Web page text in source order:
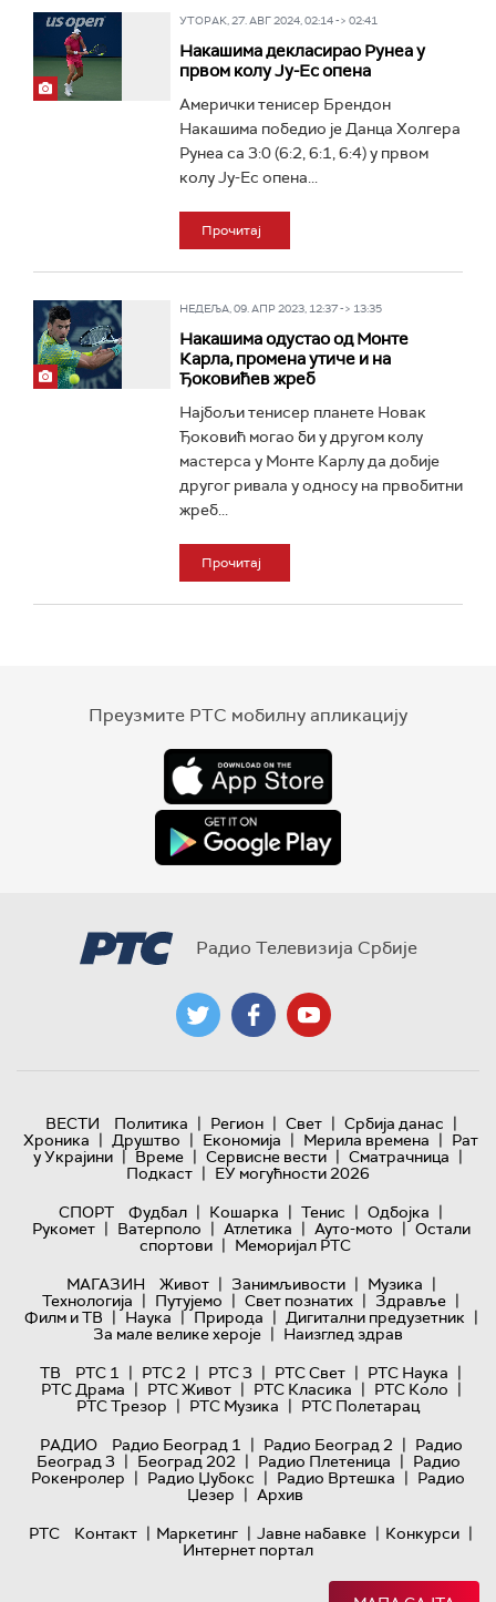
УТОРАК, 27. АВГ 2024, 02:14 -> 02:41
Накашима декласирао Рунеа у
првом колу Ју-Ес опена
Амерички тенисер Брендон
Накашима победио је Данца Холгера
Рунеа са 3:0 (6:2, 6:1, 6:4) у првом
колу Ју-Ес опена...
Прочитај
НЕДЕЉА, 09. АПР 2023, 12:37 -> 13:35
Накашима одустао од Монте
Карла, промена утиче и на
Ђоковићев жреб
Најбољи тенисер планете Новак
Ђоковић могао би у другом колу
мастерса у Монте Карлу да добије
другог ривала у односу на првобитни
жреб...
Прочитај
Преузмите РТС мобилну апликацију
Радио Телевизија Србије
ВЕСТИ Политика | Регион | Свет | Србија данас |
Хроника | Друштво | Економија | Мерила времена | Рат
у Украјини | Време | Сервисне вести | Сматрачница |
Подкаст | ЕУ могућности 2026
СПОРТ
Фудбал | Кошарка | Тенис | Одбојка |
Рукомет | Ватерполо | Атлетика | Ауто-мото | Остали
спортови | Меморијал РТС
МАГАЗИН
Живот | Занимљивости | Музика |
Технологијa | Путујемо | Свет познатих | Здравље |
Филм и ТВ | Наука | Природа | Дигитални предузетник |
За мале велике хероје | Наизглед здрав
ТВ
РТС 1 | РТС 2 | РТС 3 | РТС Свет | РТС Наука |
РТС Драма | РТС Живот | РТС Класика | РТС Коло |
РТС Трезор | РТС Музика | РТС Полетарац
РАДИО
Радио Београд 1 | Радио Београд 2 | Радио
Београд 3 | Београд 202 | Радио Плетеница | Радио
Рокенролер | Радио Џубокс | Радио Вртешка | Радио
Џезер | Архив
РТС
Контакт | Маркетинг | Јавне набавке | Конкурси |
Интернет портал